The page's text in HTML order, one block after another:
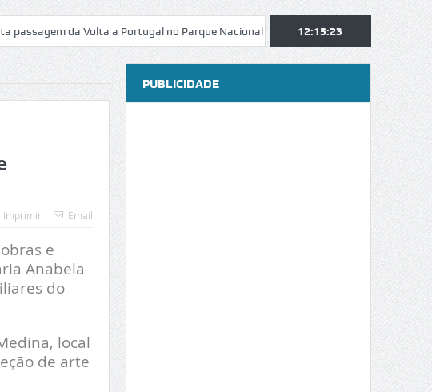
da Volta a Portugal no Parque Nacional da Peneda-Gerês Esposende.
12:15:24
Imprimir Email
e
Anabela
do
local
de arte
PUBLICIDADE